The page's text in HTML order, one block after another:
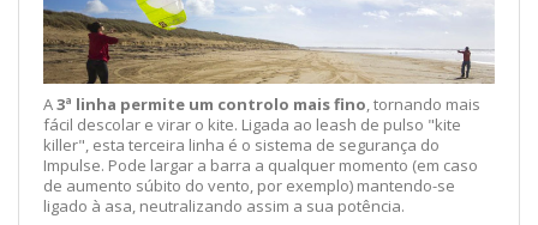
A3ª linha permite um controlo mais fino, tornando mais
fácil descolar e virar o kite. Ligada ao leash de pulso "kite
killer", esta terceira linha é o sistema de segurança do
Impulse. Pode largar a barra a qualquer momento (em caso
de aumento súbito do vento, por exemplo) mantendo-se
ligado à asa, neutralizando assim a sua potência.